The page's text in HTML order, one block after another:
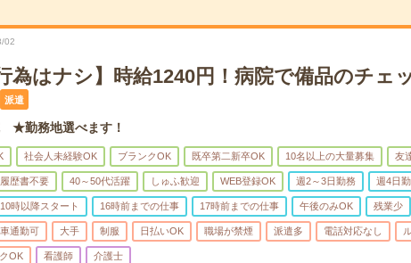
02
為はナシ】時給1240円！病院で備品のチェ
派遣
★勤務地選べます！
社会人未経験OK ブランクOK 既卒第二新卒OK 10名以上の大量募集 友
履歴書不要 40～50代活躍 しゅふ歓迎 WEB登録OK 週2～3日勤務 週4日
時以降スタート 16時前までの仕事 17時前までの仕事 午後のみOK 残業少
車通勤可 大手 制服 日払いOK 職場が禁煙 派遣多 電話対応なし
OK 看護師 介護士